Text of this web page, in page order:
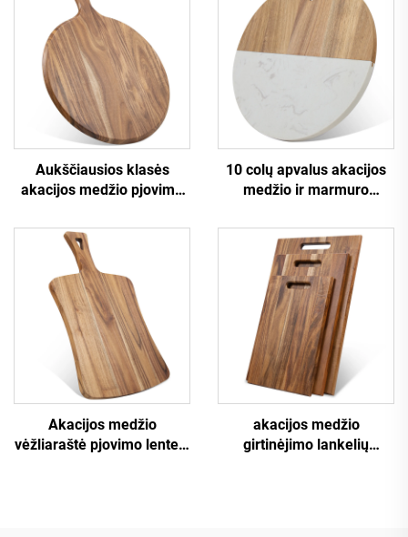
Aukščiausios klasės
akacijos medžio pjovimo
10 colų apvalus akacijos
medžio ir marmuro
Akacijos medžio
vėžliaraštė pjovimo lentelė
akacijos medžio
girtinėjimo lankelių